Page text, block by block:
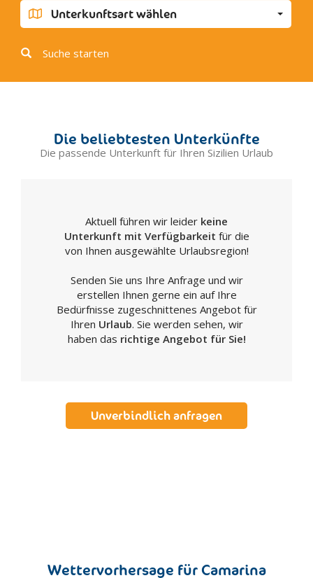
Joppolo Giancaxio
Lampedusa
Licata
Lucca Sicula
Montevago
Raffadali
Realmonte
Sambuca di Sicilia
San Biagio Platani
Santa Margherita di Belice
Sant'Angelo Muxaro
Unterkunftsart wählen
Suche starten
Die beliebtesten Unterkünfte
Die passende Unterkunft für Ihren Sizilien Urlaub
Aktuell führen wir leider keine
Unterkunft mit Verfügbarkeit für die
von Ihnen ausgewählte Urlaubsregion!
Senden Sie uns Ihre Anfrage und wir
erstellen Ihnen gerne ein auf Ihre
Bedürfnisse zugeschnittenes Angebot für
Ihren Urlaub. Sie werden sehen, wir
haben das richtige Angebot für Sie!
Unverbindlich anfragen
Wettervorhersage für Camarina